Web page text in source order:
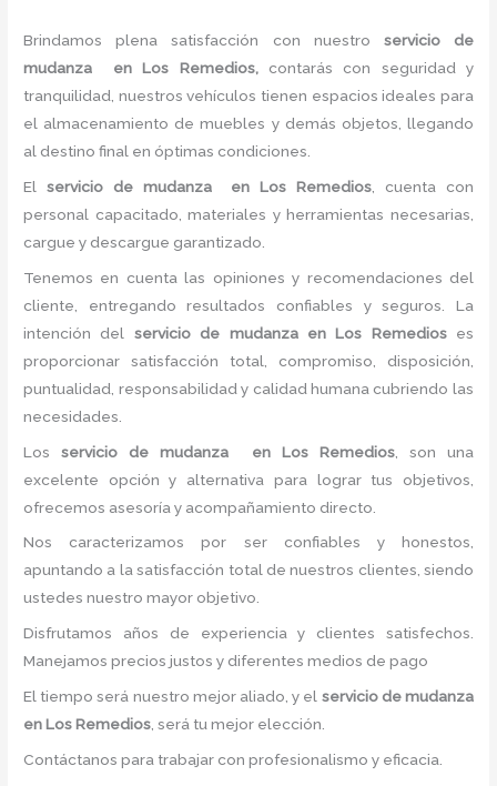
Brindamos plena satisfacción con nuestro servicio de
mudanza
en Los Remedios, contarás con seguridad y
tranquilidad, nuestros vehículos tienen espacios ideales para
el almacenamiento de muebles y demás objetos, llegando
al destino final en óptimas condiciones.
El servicio de mudanza en Los Remedios , cuenta con
personal capacitado, materiales y herramientas necesarias,
cargue y descargue garantizado.
Tenemos en cuenta las opiniones y recomendaciones del
cliente, entregando resultados confiables y seguros. La
intención del servicio de mudanza en Los Remedioses
proporcionar satisfacción total, compromiso, disposición,
puntualidad, responsabilidad y calidad humana cubriendo las
necesidades.
Losservicio de mudanza en Los Remedios, son una
excelente opción y alternativa para lograr tus objetivos,
ofrecemos asesoría y acompañamiento directo.
Nos caracterizamos por ser confiables y honestos,
apuntando a la satisfacción total de nuestros clientes, siendo
ustedes nuestro mayor objetivo.
Disfrutamos años de experiencia y clientes satisfechos.
Manejamos precios justos y diferentes medios de pago
El tiempo será nuestro mejor aliado, y el servicio de mudanza
en Los Remedios , será tu mejor elección.
Contáctanos para trabajar con profesionalismo y eficacia.